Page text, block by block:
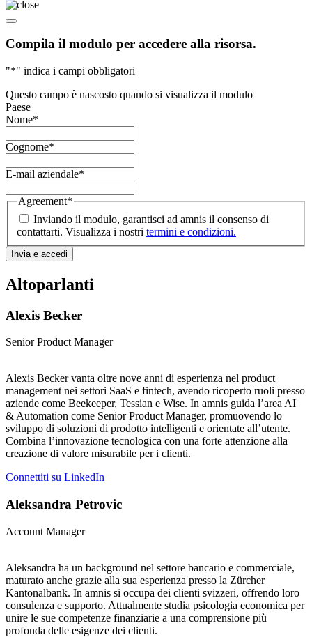
Compila il modulo per accedere alla risorsa.
"*" indica i campi obbligatori
Questo campo è nascosto quando si visualizza il modulo
Paese
Nome*
Cognome*
E-mail aziendale*
Agreement*
Inviando il modulo, garantisci ad amnis il consenso di
contattarti. Visualizza i nostri termini e condizioni.
Altoparlanti
Alexis Becker
Senior Product Manager
Alexis Becker vanta oltre nove anni di esperienza nel product
management nei settori SaaS e fintech, avendo ricoperto ruoli presso
aziende come Beekeeper, Tessian e Wise. In amnis guida l’area AI
& Automation come Senior Product Manager, promuovendo lo
sviluppo di soluzioni di prodotto intelligenti e orientate all’utente.
Combina l’innovazione tecnologica con una forte attenzione alla
creazione di valore misurabile per i clienti.
Connettiti su LinkedIn
Aleksandra Petrovic
Account Manager
Aleksandra ha un background nel settore bancario e commerciale,
maturato anche grazie alla sua esperienza presso la Zürcher
Kantonalbank. In amnis si occupa dei clienti svizzeri, offrendo loro
consulenza e supporto. Attualmente studia psicologia economica per
unire le sue competenze finanziarie a una comprensione più
profonda delle esigenze dei clienti.